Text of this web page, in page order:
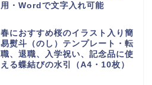
用・Wordで文字入れ可能
春におすすめ桜のイラスト入り簡
易熨斗（のし）テンプレート・転
職、退職、入学祝い、記念品に使
える蝶結びの水引（A4・10枚）